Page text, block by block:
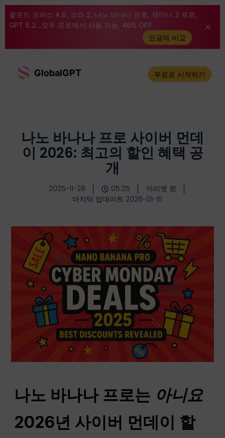
클로드 오퍼스 4.6, 소라 2, 나노 바나나 프로, 제미니 3 프로,
GPT 5.2...모두 프로에서 사용 가능. 46% OFF
요금제 비교
GlobalGPT 무료로 시작하기
나노 바나나 프로 사이버 먼데
이 2026: 최고의 할인 혜택 공
개
2025-11-28 05:25
아리엣 윈
마지막 업데이트 2026-01-15
나노 바나나 프로는 아니요
2026년 사이버 먼데이 할